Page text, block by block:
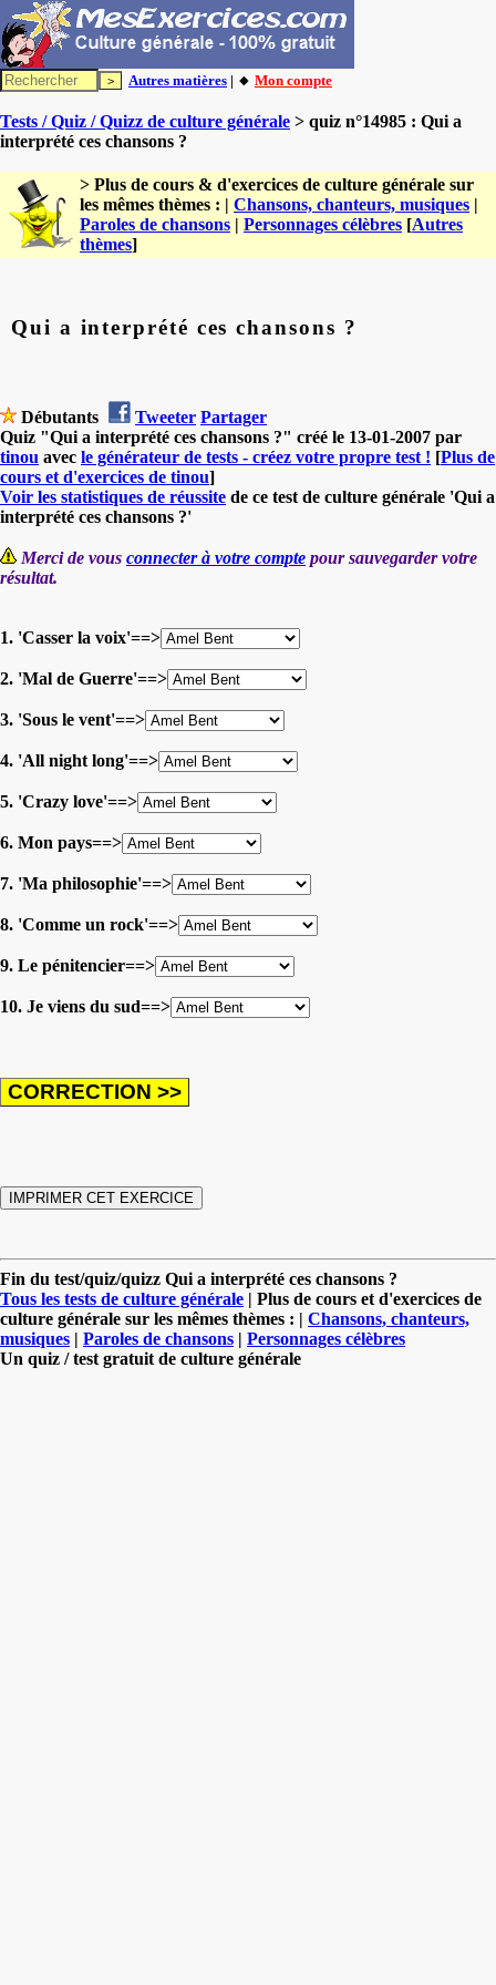
Autres matières | 🔸 Mon compte
Tests / Quiz / Quizz de culture générale > quiz n°14985 : Qui a
interprété ces chansons ?
> Plus de cours & d'exercices de culture générale sur
les mêmes thèmes : | Chansons, chanteurs, musiques |
Paroles de chansons | Personnages célèbres [Autres
thèmes]
Qui a interprété ces chansons ?
Débutants Tweeter Partager
Quiz "Qui a interprété ces chansons ?" créé le 13-01-2007 par
tinou avec le générateur de tests - créez votre propre test ! [Plus de
cours et d'exercices de tinou]
Voir les statistiques de réussite de ce test de culture générale 'Qui a
interprété ces chansons ?'
Merci de vous connecter à votre compte pour sauvegarder votre
résultat.
1. 'Casser la voix'==>
2. 'Mal de Guerre'==>
3. 'Sous le vent'==>
4. 'All night long'==>
5. 'Crazy love'==>
6. Mon pays==>
7. 'Ma philosophie'==>
8. 'Comme un rock'==>
9. Le pénitencier==>
10. Je viens du sud==>
Fin du test/quiz/quizz Qui a interprété ces chansons ?
Tous les tests de culture générale | Plus de cours et d'exercices de
culture générale sur les mêmes thèmes : | Chansons, chanteurs,
musiques | Paroles de chansons | Personnages célèbres
Un quiz / test gratuit de culture générale